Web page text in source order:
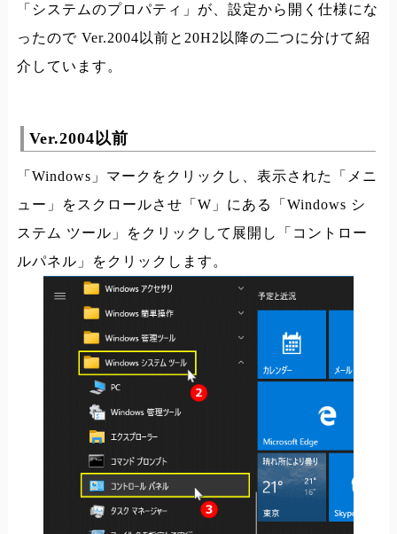
「システムのプロパティ」が、設定から開く仕様にな
ったので Ver.2004以前と20H2以降の二つに分けて紹
介しています。
Ver.2004以前
「Windows」マークをクリックし、表示された「メニ
ュー」をスクロールさせ「W」にある「Windows シ
ステム ツール」をクリックして展開し「コントロー
ルパネル」をクリックします。